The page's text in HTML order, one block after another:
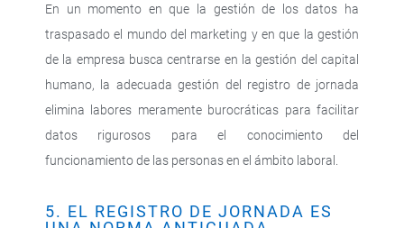
En un momento en que la gestión de los datos ha
traspasado el mundo del marketing y en que la gestión
de la empresa busca centrarse en la gestión del capital
humano, la adecuada gestión del registro de jornada
elimina labores meramente burocráticas para facilitar
datos rigurosos para el conocimiento del
funcionamiento de las personas en el ámbito laboral.
5. EL REGISTRO DE JORNADA ES